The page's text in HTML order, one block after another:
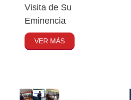
Visita de Su
Eminencia
VER MÁS